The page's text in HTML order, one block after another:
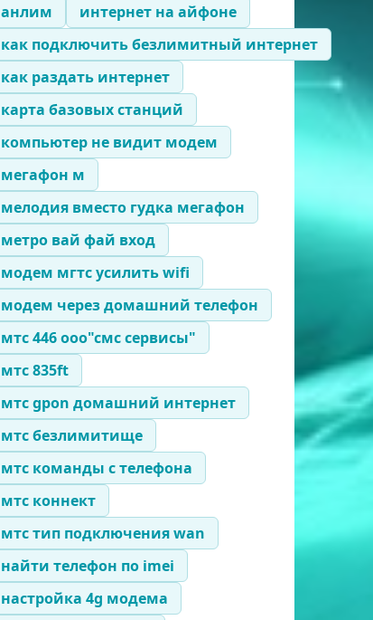
анлим
интернет на айфоне
как подключить безлимитный интернет
как раздать интернет
карта базовых станций
компьютер не видит модем
мегафон м
мелодия вместо гудка мегафон
метро вай фай вход
модем мгтс усилить wifi
модем через домашний телефон
мтс 446 ооо"смс сервисы"
мтс 835ft
мтс gpon домашний интернет
мтс безлимитище
мтс команды с телефона
мтс коннект
мтс тип подключения wan
найти телефон по imei
настройка 4g модема